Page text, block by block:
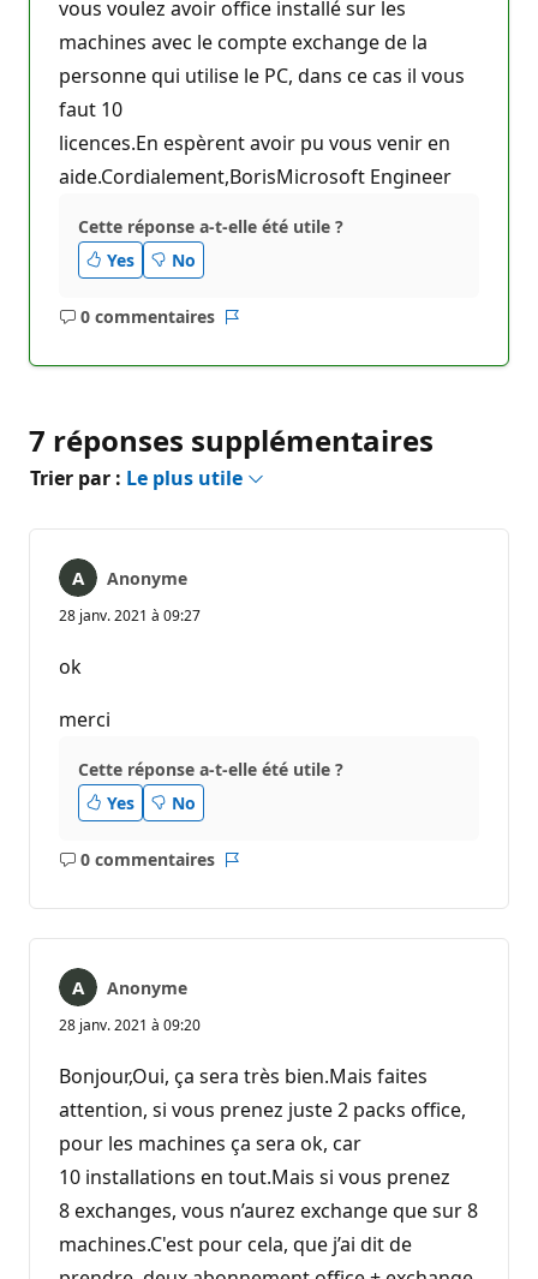
vous voulez avoir office installé sur les
machines avec le compte exchange de la
personne qui utilise le PC, dans ce cas il vous
faut 10
licences.En espèrent avoir pu vous venir en
aide.Cordialement,BorisMicrosoft Engineer
Cette réponse a-t-elle été utile ?
Yes
No
0 commentaires
Aucun
7 réponses supplémentaires
Trier par : Le plus utile
Anonyme
28 janv. 2021 à 09:27
ok
merci
Cette réponse a-t-elle été utile ?
Yes
No
0 commentaires
Aucun
Anonyme
28 janv. 2021 à 09:20
Bonjour,Oui, ça sera très bien.Mais faites
attention, si vous prenez juste 2 packs office,
pour les machines ça sera ok, car
10 installations en tout.Mais si vous prenez
8 exchanges, vous n’aurez exchange que sur 8
machines.C'est pour cela, que j’ai dit de